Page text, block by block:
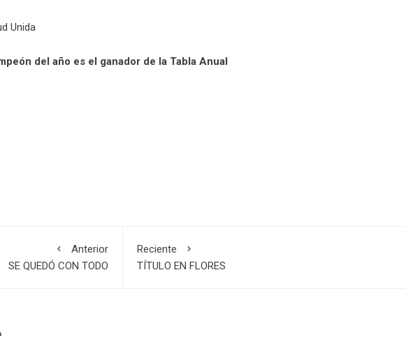
Unida
del año es el ganador de la Tabla Anual
Anterior
SE QUEDÓ CON TODO
Reciente
TÍTULO EN FLORES